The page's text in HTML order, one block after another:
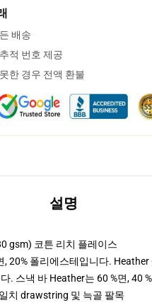
배송
적 번호 제공
한 경우 전액 환불
설명
gsm) 코튼 리치 플레이스
, 20% 폴리에스테입니다. Heather
. 스낵 바 Heather는 60 %면, 40
치 drawstring 및 늑골 팔목